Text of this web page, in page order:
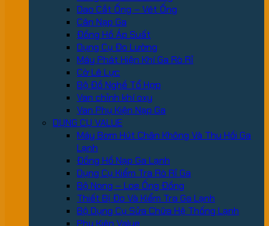
Dao Cắt Ống – Vét Ống
Cân Nạp Ga
Đồng Hồ Áp Suất
Dụng Cụ Đo Lường
Máy Phát Hiện Khí Ga Rò Rỉ
Cờ Lê Lực
Bộ Đồ Nghề Tổ Hợp
Van chỉnh khí oxy
Van Phụ Kiện Nạp Ga
DỤNG CỤ VALUE
Máy Bơm Hút Chân Không Và Thu Hồi Ga
Lạnh
Đồng Hồ Nạp Ga Lạnh
Dụng Cụ Kiểm Tra Rò Rỉ Ga
Bộ Nong – Loe Ống Đồng
Thiết Bị Đo Và Kiểm Tra Ga Lạnh
Bộ Dụng Cụ Sửa Chữa Hệ Thống Lạnh
Phụ Kiện Value